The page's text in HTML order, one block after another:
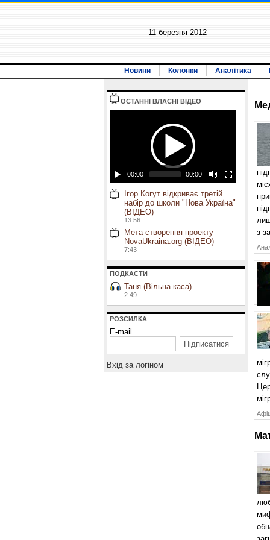
11 березня 2012
Новини Колонки Аналітика
ОСТАННI ВЛАСНI ВIДЕО
00:00 00:00
Ігор Когут відкриває третій
набір до школи "Нова Україна"
(ВІДЕО)
13:56
Мета створення проекту
NovaUkraina.org (ВІДЕО)
7:43
ПОДКАСТИ
Таня (Вільна каса)
2:49
РОЗСИЛКА
E-mail
Вхiд за логiном
з